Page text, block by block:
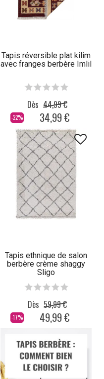
Tapis réversible plat kilim
avec franges berbère Imlil
-22%
Dès 44,99 €
34,99 €
Tapis ethnique de salon
berbère crème shaggy
Sligo
-17%
Dès 59,99 €
49,99 €